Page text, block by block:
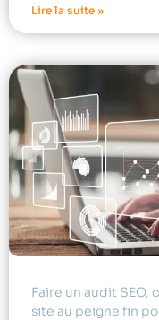
Lire la suite »
Faire un audit SEO,
site au peigne fin